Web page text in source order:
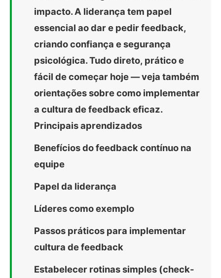
impacto. A liderança tem papel
essencial ao dar e pedir feedback,
criando confiança e segurança
psicológica. Tudo direto, prático e
fácil de começar hoje — veja também
orientações sobre como implementar
a cultura de feedback eficaz.
Principais aprendizados
Benefícios do feedback contínuo na
equipe
Papel da liderança
Líderes como exemplo
Passos práticos para implementar
cultura de feedback
Estabelecer rotinas simples (check-